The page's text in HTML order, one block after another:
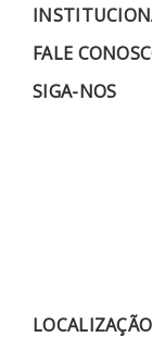
FALE
SIGA-NOS
LOCALIZAÇÃO